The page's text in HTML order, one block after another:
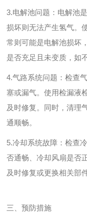
3.电解池问题：电解池
损坏则无法产生氢气。
常则可能是电解池损坏
是否充足且未变质，如
4.气路系统问题：检查
塞或漏气。使用检漏液
及时修复。同时，清理
通顺畅。
5.冷却系统故障：检查
否通畅、冷却风扇是否
及时修复或更换相关部
三、预防措施